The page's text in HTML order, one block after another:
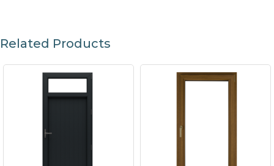
Related Products